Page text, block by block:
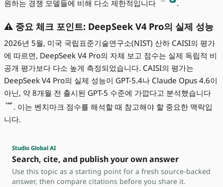
원하는 경쟁 모델들에 비해 다소 제한적입니다
.
⚠️ 중요 체크 포인트: DeepSeek V4 Pro의 실제 성능
2026년 5월, 미국 국립표준기술연구소(NIST) 산하 CAISI의 평가
에 따르면, DeepSeek V4 Pro의 자체 보고 점수는 실제 독립적 비
공개 평가보다 다소 높게 측정되었습니다. CAISI의 평가는
DeepSeek V4 Pro의 실제 성능이 GPT-5.4나 Claude Opus 4.6이
아닌, 약 8개월 전 출시된 GPT-5 수준에 가깝다고 분석했습니다
. 이는 벤치마크 점수를 해석할 때 참고해야 할 중요한 맥락입
니다.
Studio Global AI
Search, cite, and publish your own answer
Use this topic as a starting point for a fresh source-backed
answer, then compare citations before you share it.